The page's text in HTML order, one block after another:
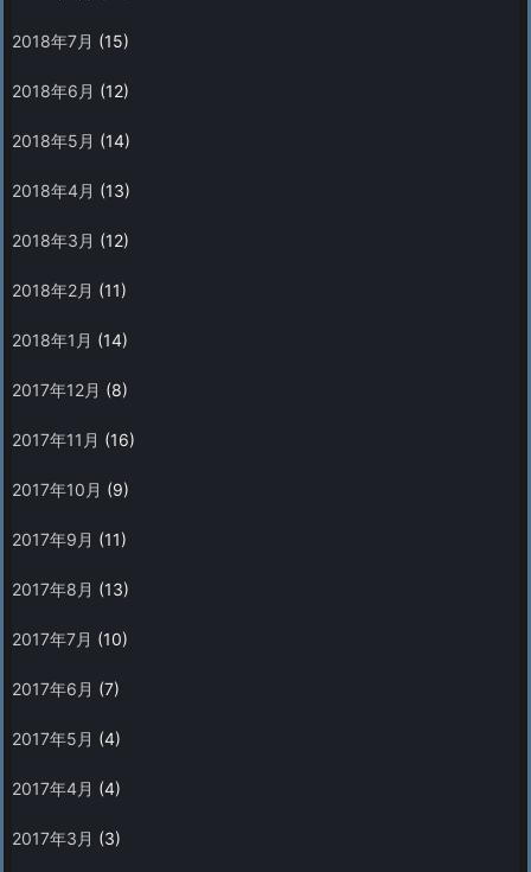
2018年7月 (15)
2018年6月 (12)
2018年5月 (14)
2018年4月 (13)
2018年3月 (12)
2018年2月 (11)
2018年1月 (14)
2017年12月 (8)
2017年11月 (16)
2017年10月 (9)
2017年9月 (11)
2017年8月 (13)
2017年7月 (10)
2017年6月 (7)
2017年5月 (4)
2017年4月 (4)
2017年3月 (3)